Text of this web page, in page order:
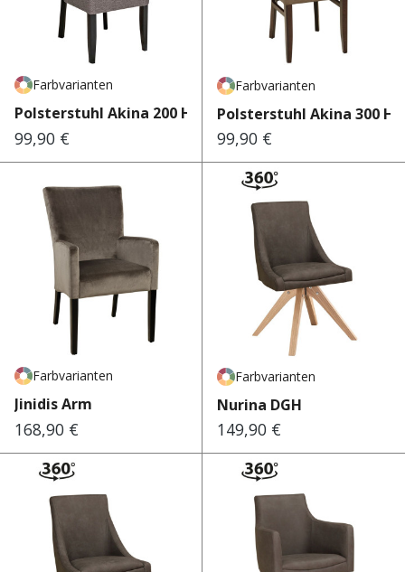
Farbvarianten
Polsterstuhl Akina 200 High
Regulärer Preis:
99,90 €
Farbvarianten
Polsterstuhl Akina 300
Regulärer Preis:
99,90 €
Farbvarianten
Jinidis Arm
Regulärer Preis:
168,90 €
Farbvarianten
Nurina DGH
Regulärer Preis:
149,90 €